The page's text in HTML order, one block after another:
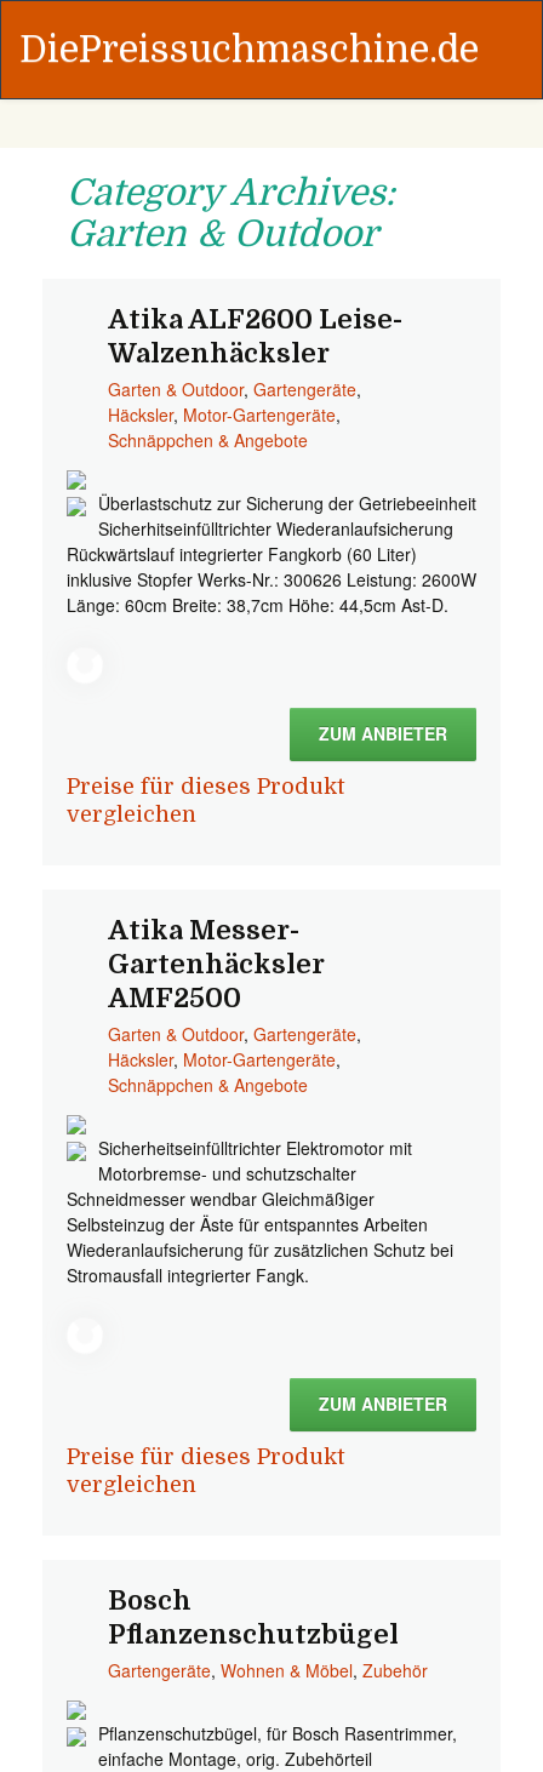
DiePreissuchmaschine.de
Category Archives:
Garten & Outdoor
Atika ALF2600 Leise-
Walzenhäcksler
Garten & Outdoor, Gartengeräte,
Häcksler, Motor-Gartengeräte,
Schnäppchen & Angebote
Überlastschutz zur Sicherung der Getriebeeinheit
Sicherhitseinfülltrichter Wiederanlaufsicherung
Rückwärtslauf integrierter Fangkorb (60 Liter)
inklusive Stopfer Werks-Nr.: 300626 Leistung: 2600W
Länge: 60cm Breite: 38,7cm Höhe: 44,5cm Ast-D.
ZUM ANBIETER
Preise für dieses Produkt
vergleichen
Atika Messer-
Gartenhäcksler
AMF2500
Garten & Outdoor, Gartengeräte,
Häcksler, Motor-Gartengeräte,
Schnäppchen & Angebote
Sicherheitseinfülltrichter Elektromotor mit
Motorbremse- und schutzschalter
Schneidmesser wendbar Gleichmäßiger
Selbsteinzug der Äste für entspanntes Arbeiten
Wiederanlaufsicherung für zusätzlichen Schutz bei
Stromausfall integrierter Fangk.
ZUM ANBIETER
Preise für dieses Produkt
vergleichen
Bosch
Pflanzenschutzbügel
Gartengeräte, Wohnen & Möbel, Zubehör
Pflanzenschutzbügel, für Bosch Rasentrimmer,
einfache Montage, orig. Zubehörteil